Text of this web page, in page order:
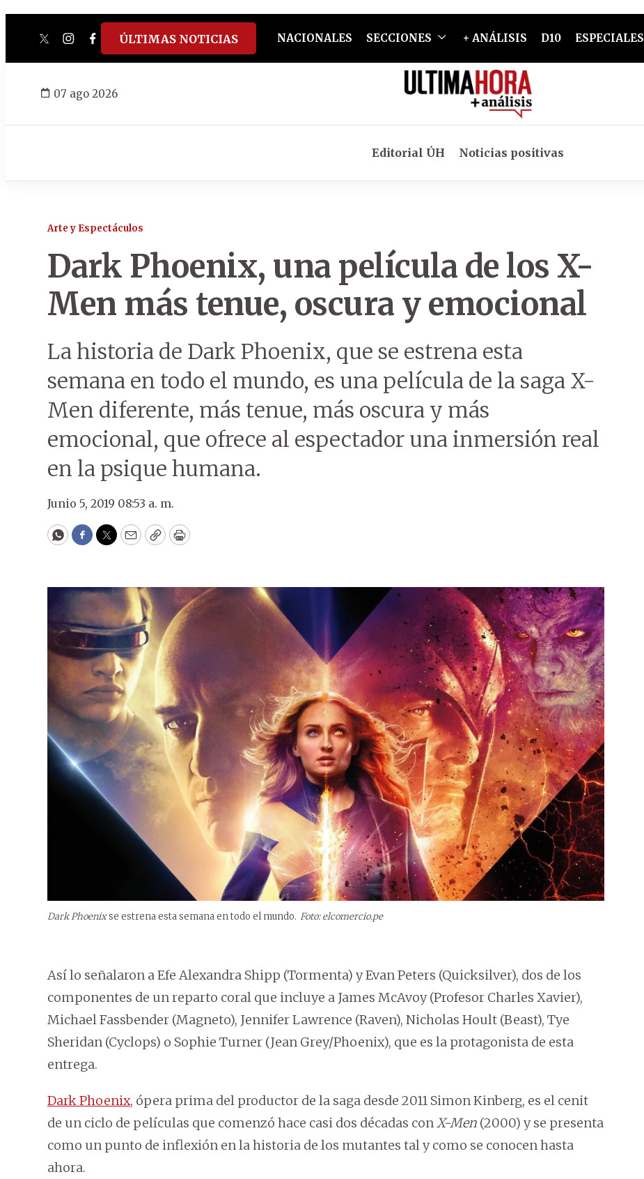
twitterinstagram
facebook
tiktokyoutube
spotify
ÚLTIMAS NOTICIAS NACIONALES SECCIONES + ANÁLISIS D10 ESPECIALES
07 ago 2026
Editorial ÚH Noticias positivas
Arte y Espectáculos
Dark Phoenix, una película de los X-
Men más tenue, oscura y emocional
La historia de Dark Phoenix, que se estrena esta
semana en todo el mundo, es una película de la saga X-
Men diferente, más tenue, más oscura y más
emocional, que ofrece al espectador una inmersión real
en la psique humana.
Junio 5, 2019 08:53 a. m.
WhatsApp
Facebook
Twitter
EmailCopyPrint
Dark Phoenixse estrena esta semana en todo el mundo. Foto: elcomercio.pe
Así lo señalaron a Efe Alexandra Shipp (Tormenta) y Evan Peters (Quicksilver), dos de los
componentes de un reparto coral que incluye a James McAvoy (Profesor Charles Xavier),
Michael Fassbender (Magneto), Jennifer Lawrence (Raven), Nicholas Hoult (Beast), Tye
Sheridan (Cyclops) o Sophie Turner (Jean Grey/Phoenix), que es la protagonista de esta
entrega.
Dark Phoenix, ópera prima del productor de la saga desde 2011 Simon Kinberg, es el cenit
de un ciclo de películas que comenzó hace casi dos décadas conX-Men (2000) y se presenta
como un punto de inflexión en la historia de los mutantes tal y como se conocen hasta
ahora.